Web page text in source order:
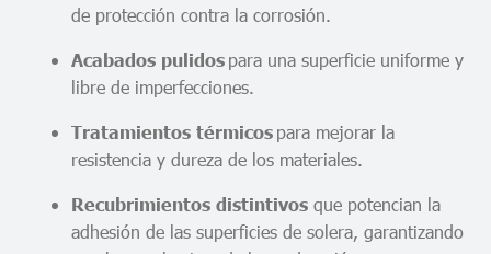
de protección contra la corrosión.
Acabados pulidos para una superficie uniforme y
libre de imperfecciones.
Tratamientos térmicos para mejorar la
resistencia y dureza de los materiales.
Recubrimientos distintivos que potencian la
adhesión de las superficies de solera, garantizando